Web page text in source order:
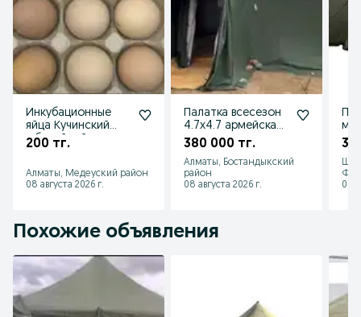
Инкубационные
яйца Кучинский
юбилейный
200 тг.
Алматы, Медеуский район
08 августа 2026 г.
Палатка всесезон
4.7х4.7 армейская
палатка летняя
380 000 тг.
Алматы, Бостандыкский
район
08 августа 2026 г.
07
Похожие объявления